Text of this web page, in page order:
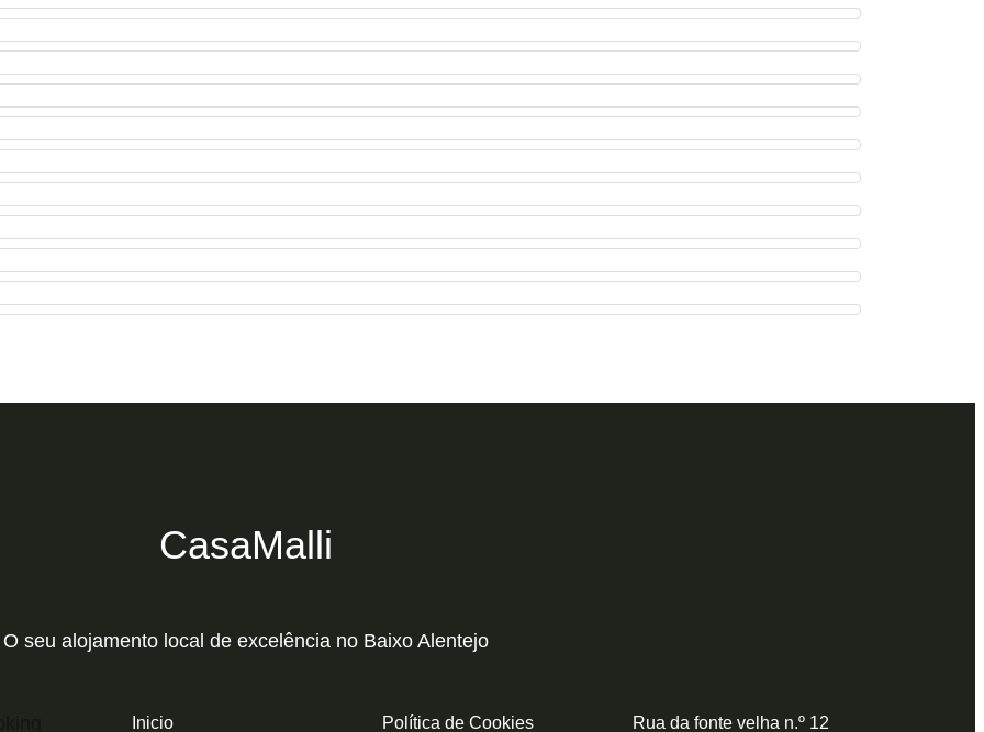
CasaMalli
O seu alojamento local de excelência no Baixo Alentejo
Inicio Política de Cookies Rua da fonte velha n.º 12